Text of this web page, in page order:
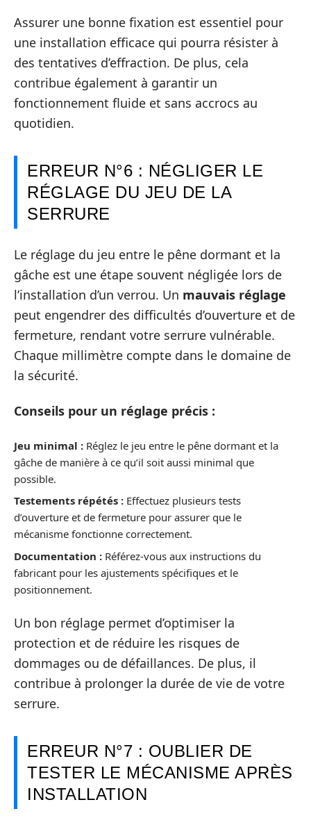
Assurer une bonne fixation est essentiel pour
une installation efficace qui pourra résister à
des tentatives d’effraction. De plus, cela
contribue également à garantir un
fonctionnement fluide et sans accrocs au
quotidien.
ERREUR N°6 : NÉGLIGER LE
RÉGLAGE DU JEU DE LA
SERRURE
Le réglage du jeu entre le pêne dormant et la
gâche est une étape souvent négligée lors de
l’installation d’un verrou. Un mauvais réglage
peut engendrer des difficultés d’ouverture et de
fermeture, rendant votre serrure vulnérable.
Chaque millimètre compte dans le domaine de
la sécurité.
Conseils pour un réglage précis :
Jeu minimal : Réglez le jeu entre le pêne dormant et la
gâche de manière à ce qu’il soit aussi minimal que
possible.
Testements répétés : Effectuez plusieurs tests
d’ouverture et de fermeture pour assurer que le
mécanisme fonctionne correctement.
Documentation : Référez-vous aux instructions du
fabricant pour les ajustements spécifiques et le
positionnement.
Un bon réglage permet d’optimiser la
protection et de réduire les risques de
dommages ou de défaillances. De plus, il
contribue à prolonger la durée de vie de votre
serrure.
ERREUR N°7 : OUBLIER DE
TESTER LE MÉCANISME APRÈS
INSTALLATION